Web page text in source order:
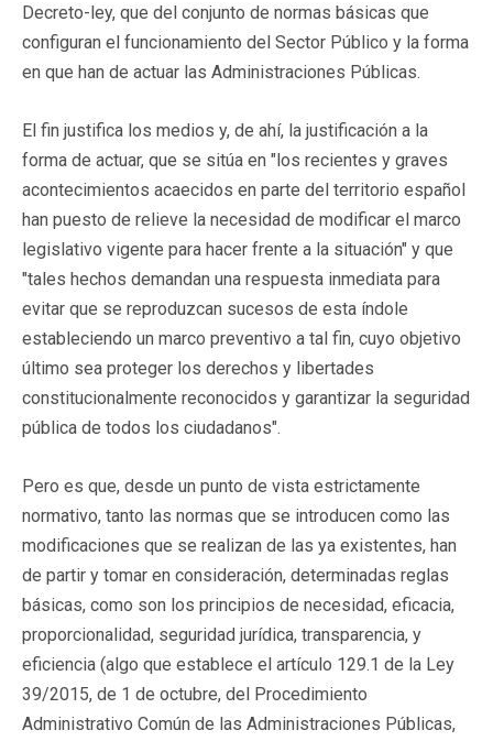
Decreto-ley, que del conjunto de normas básicas que
configuran el funcionamiento del Sector Público y la forma
en que han de actuar las Administraciones Públicas.
El fin justifica los medios y, de ahí, la justificación a la
forma de actuar, que se sitúa en "los recientes y graves
acontecimientos acaecidos en parte del territorio español
han puesto de relieve la necesidad de modificar el marco
legislativo vigente para hacer frente a la situación" y que
"tales hechos demandan una respuesta inmediata para
evitar que se reproduzcan sucesos de esta índole
estableciendo un marco preventivo a tal fin, cuyo objetivo
último sea proteger los derechos y libertades
constitucionalmente reconocidos y garantizar la seguridad
pública de todos los ciudadanos".
Pero es que, desde un punto de vista estrictamente
normativo, tanto las normas que se introducen como las
modificaciones que se realizan de las ya existentes, han
de partir y tomar en consideración, determinadas reglas
básicas, como son los principios de necesidad, eficacia,
proporcionalidad, seguridad jurídica, transparencia, y
eficiencia (algo que establece el artículo 129.1 de la Ley
39/2015, de 1 de octubre, del Procedimiento
Administrativo Común de las Administraciones Públicas,